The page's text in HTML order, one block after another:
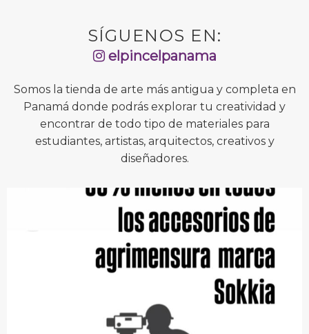
SÍGUENOS EN:
elpincelpanama
Somos la tienda de arte más antigua y completa en
Panamá donde podrás explorar tu creatividad y
encontrar de todo tipo de materiales para
estudiantes, artistas, arquitectos, creativos y
diseñadores.